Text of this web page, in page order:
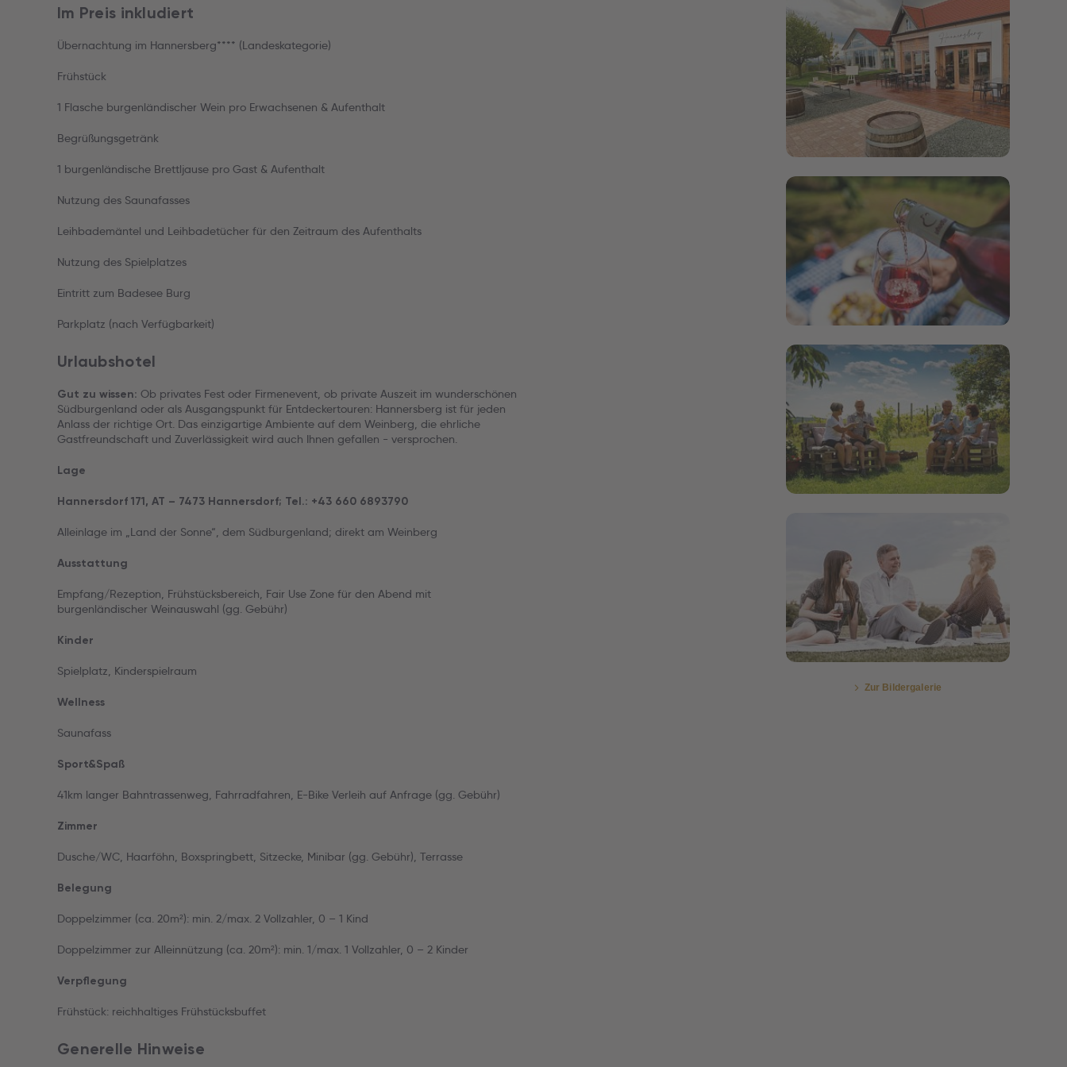
Im Preis inkludiert
Übernachtung im Hannersberg**** (Landeskategorie)
Frühstück
1 Flasche burgenländischer Wein pro Erwachsenen & Aufenthalt
Begrüßungsgetränk
1 burgenländische Brettljause pro Gast & Aufenthalt
Nutzung des Saunafasses
Leihbademäntel und Leihbadetücher für den Zeitraum des Aufenthalts
Nutzung des Spielplatzes
Eintritt zum Badesee Burg
Parkplatz (nach Verfügbarkeit)
Urlaubshotel
Gut zu wissen: Ob privates Fest oder Firmenevent, ob private Auszeit im wunderschönen
Südburgenland oder als Ausgangspunkt für Entdeckertouren: Hannersberg ist für jeden
Anlass der richtige Ort. Das einzigartige Ambiente auf dem Weinberg, die ehrliche
Gastfreundschaft und Zuverlässigkeit wird auch Ihnen gefallen - versprochen.
Lage
Hannersdorf 171, AT – 7473 Hannersdorf; Tel.: +43 660 6893790
Alleinlage im „Land der Sonne“, dem Südburgenland; direkt am Weinberg
Ausstattung
Empfang/Rezeption, Frühstücksbereich, Fair Use Zone für den Abend mit
burgenländischer Weinauswahl (gg. Gebühr)
Kinder
Spielplatz, Kinderspielraum
Wellness
Saunafass
Sport&Spaß
41km langer Bahntrassenweg, Fahrradfahren, E-Bike Verleih auf Anfrage (gg. Gebühr)
Zimmer
Dusche/WC, Haarföhn, Boxspringbett, Sitzecke, Minibar (gg. Gebühr), Terrasse
Belegung
Doppelzimmer (ca. 20m²): min. 2/max. 2 Vollzahler, 0 – 1 Kind
Doppelzimmer zur Alleinnützung (ca. 20m²): min. 1/max. 1 Vollzahler, 0 – 2 Kinder
Verpflegung
Frühstück: reichhaltiges Frühstücksbuffet
Generelle Hinweise
Bildergalerie öffnen
Bildergalerie öffnen
Bildergalerie öffnen
Bildergalerie öffnen
Zur Bildergalerie